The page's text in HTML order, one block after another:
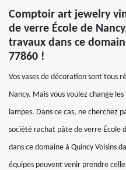
Comptoir art jewelry
de verre École de
travaux dans ce
77860 !
Vos vases de décoration sont tous
Nancy. Mais vous voulez change
lampes. Dans ce cas, ne cherchez
société rachat pâte de verre École
dans ce domaine à Quincy Voisins
équipes peuvent venir prendre